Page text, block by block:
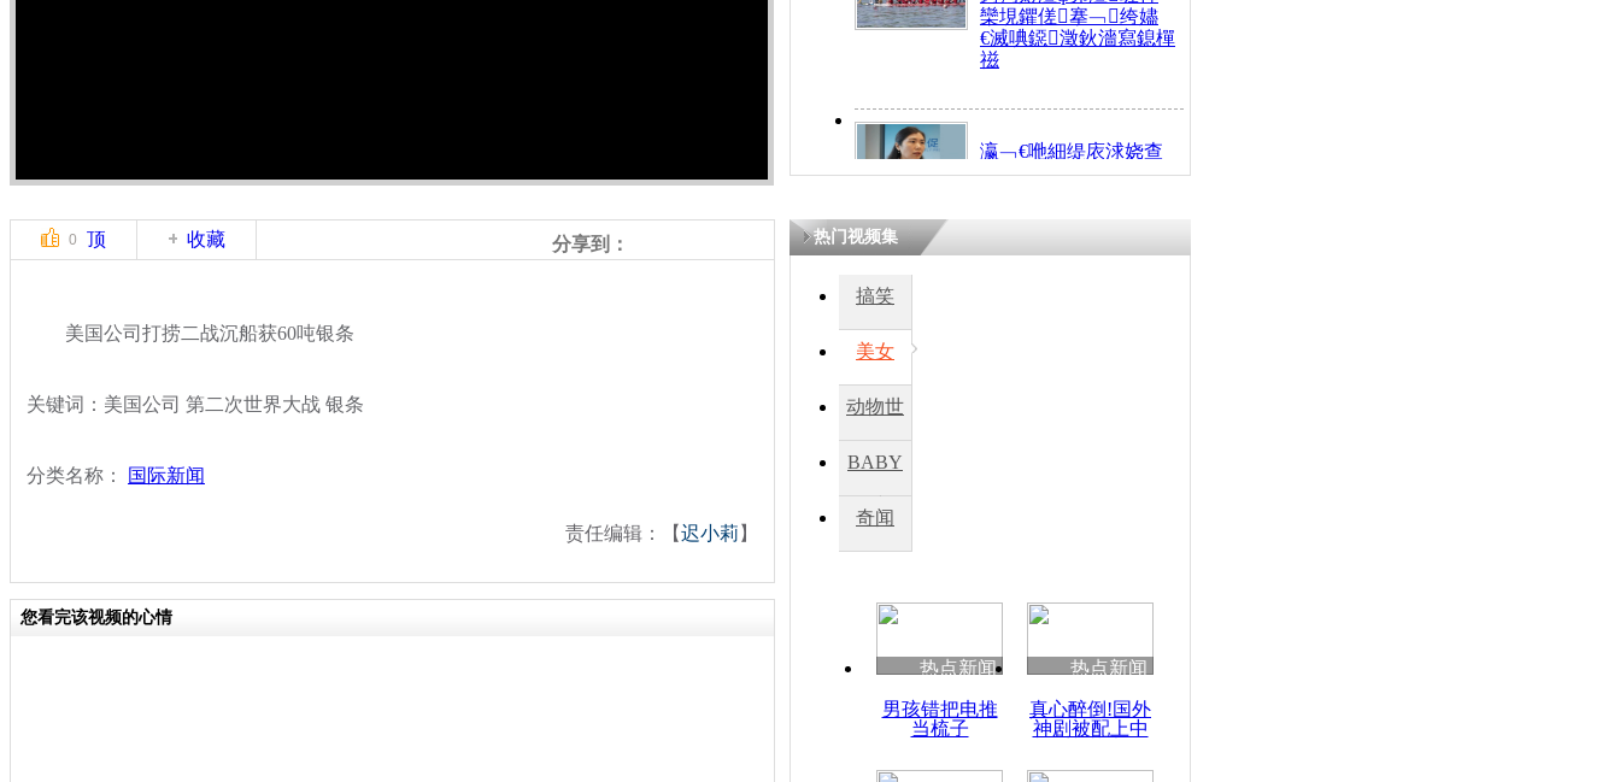
欒垷鑺傞搴﹁绔嬧
€滅唺鐚澂鈥濇寫鎴樿
禌
瀛﹁€咃細缇庡浗娆查
€间笢鍗椾簹涓庝腑鍥
瘑灞€
0 顶 收藏 分享到：
美国公司打捞二战沉船获60吨银条
关键词：美国公司 第二次世界大战 银条
分类名称： 国际新闻
责任编辑：【迟小莉 】
您看完该视频的心情
热门视频集
搞笑
美女
动物世
BABY
秀
奇闻
热点新闻
男孩错把电推
当梳子
热点新闻
真心醉倒!国外
神剧被配上中